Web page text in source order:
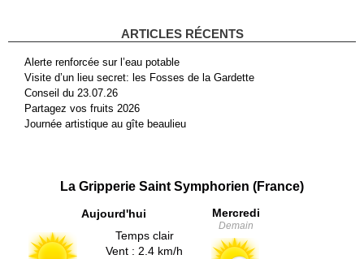
ARTICLES RÉCENTS
Alerte renforcée sur l’eau potable
Visite d’un lieu secret: les Fosses de la Gardette
Conseil du 23.07.26
Partagez vos fruits 2026
Journée artistique au gîte beaulieu
La Gripperie Saint Symphorien (France)
Aujourd'hui
Temps clair
Vent : 2.4 km/h
Mercredi
Demain